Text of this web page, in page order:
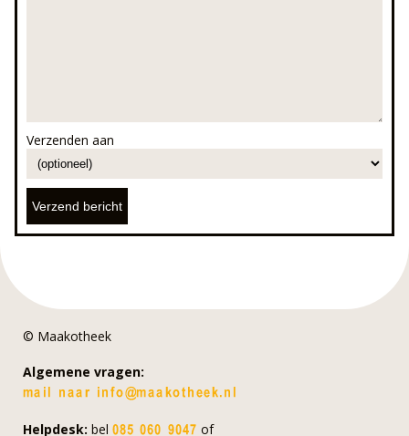
Verzenden aan
© Maakotheek
Algemene vragen:
Helpdesk: bel of